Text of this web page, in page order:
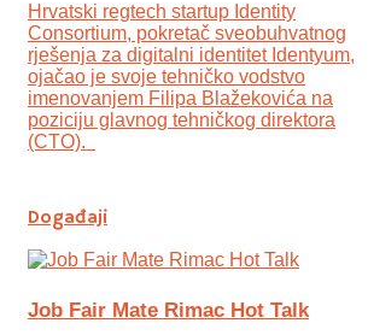
Hrvatski regtech startup Identity
Consortium, pokretač sveobuhvatnog
rješenja za digitalni identitet Identyum,
ojаčao je svoje tehničko vodstvo
imenovanjem Filipa Blažekovića na
poziciju glavnog tehničkog direktora
(CTO).
Događaji
Job Fair Mate Rimac Hot Talk